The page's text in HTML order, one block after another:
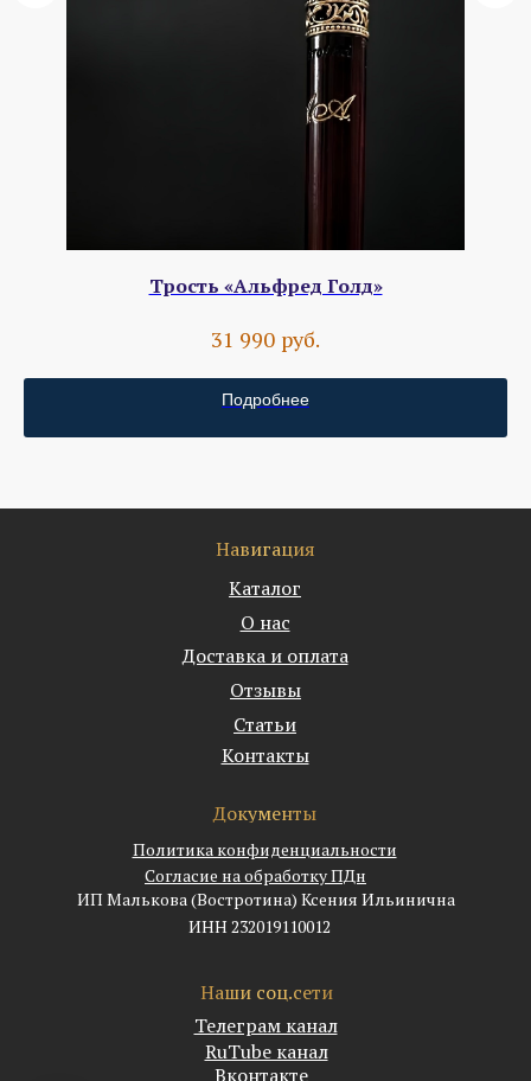
Трость «Альфред Голд»
31 990 руб.
Подробнее
Навигация
Каталог
О нас
Доставка и оплата
ИП Малькова (Востротина) Ксения Ильинична
ИНН 232019110012
Политика конфиденциальности
Отзывы
Статьи
RuTube канал
Наши соц.сети
Телеграм канал
Контакты
Документы
Вконтакте
Согласие на обработку ПДн